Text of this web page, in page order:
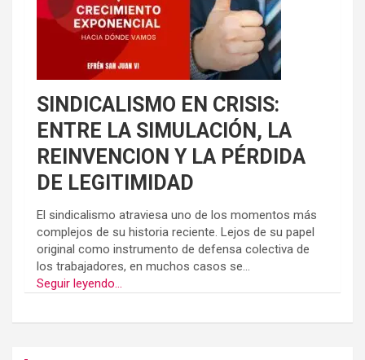
SINDICALISMO EN CRISIS:
ENTRE LA SIMULACIÓN, LA
REINVENCION Y LA PÉRDIDA
DE LEGITIMIDAD
El sindicalismo atraviesa uno de los momentos más
complejos de su historia reciente. Lejos de su papel
original como instrumento de defensa colectiva de
los trabajadores, en muchos casos se...
Seguir leyendo...